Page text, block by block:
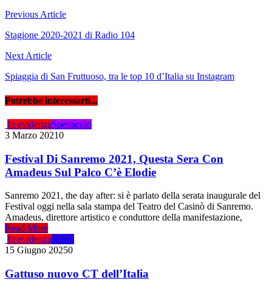
Navigazione
articoli
Previous Article
Stagione 2020-2021 di Radio 104
Next Article
Spiaggia di San Fruttuoso, tra le top 10 d’Italia su Instagram
Potrebbe interessarti...
In evidenzaSpettacolo
3 Marzo 20210
Festival Di Sanremo 2021, Questa Sera Con
Amadeus Sul Palco C’è Elodie
Sanremo 2021, the day after: si è parlato della serata inaugurale del
Festival oggi nella sala stampa del Teatro del Casinò di Sanremo.
Amadeus, direttore artistico e conduttore della manifestazione,
Read More
In evidenzaNews
15 Giugno 20250
Gattuso nuovo CT dell’Italia